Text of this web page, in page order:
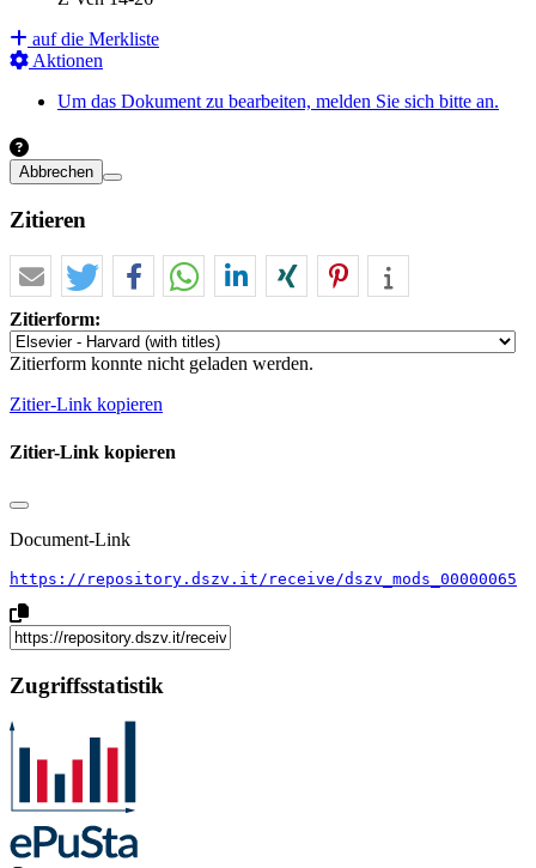
auf die Merkliste
Aktionen
Um das Dokument zu bearbeiten, melden Sie sich bitte an.
Abbrechen
Zitieren
Zitierform:
Zitierform konnte nicht geladen werden.
Zitier-Link kopieren
Zitier-Link kopieren
Document-Link
https://repository.dszv.it/receive/dszv_mods_00000065
Zugriffsstatistik